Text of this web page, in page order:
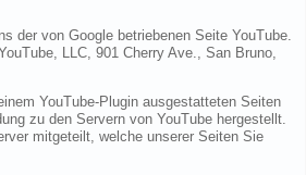
der von Google betriebenen Seite YouTube.
LLC, 901 Cherry Ave., San Bruno,
YouTube-Plugin ausgestatteten Seiten
zu den Servern von YouTube hergestellt.
mitgeteilt, welche unserer Seiten Sie